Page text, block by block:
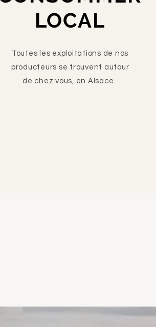
LOCAL
Toutes les exploitations de nos
producteurs se trouvent autour
de chez vous, en Alsace.